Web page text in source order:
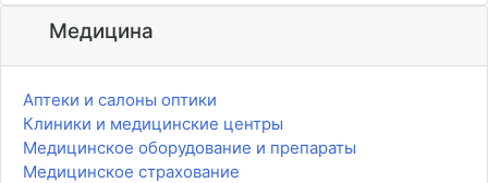
Медицина
Аптеки и салоны оптики
Клиники и медицинские центры
Медицинское оборудование и препараты
Медицинское страхование